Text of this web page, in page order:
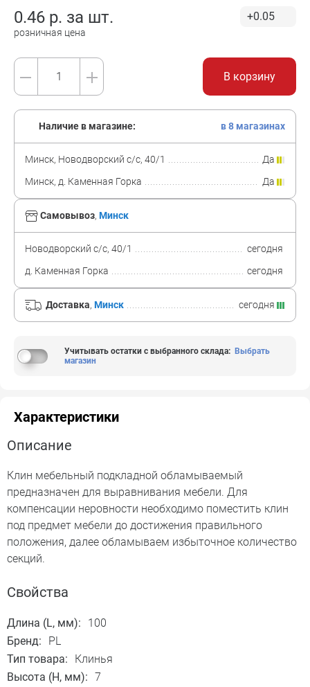
0.46 р. за шт.
розничная цена
+0.05
В корзину
Самовывоз, Минск
Новодворский с/с, 40/1
сегодня
д. Каменная Горка
сегодня
Доставка, Минск сегодня
Наличие в магазине: в 8 магазинах
Минск, Новодворский с/с, 40/1
Да
Минск, д. Каменная Горка
Да
Учитывать остатки с выбранного склада: Выбрать
магазин
Характеристики
Описание
Клин мебельный подкладной обламываемый
предназначен для выравнивания мебели. Для
компенсации неровности необходимо поместить клин
под предмет мебели до достижения правильного
положения, далее обламываем избыточное количество
секций.
Свойства
Длина (L, мм):
100
Бренд:
PL
Тип товара:
Клинья
Высота (H, мм): 7